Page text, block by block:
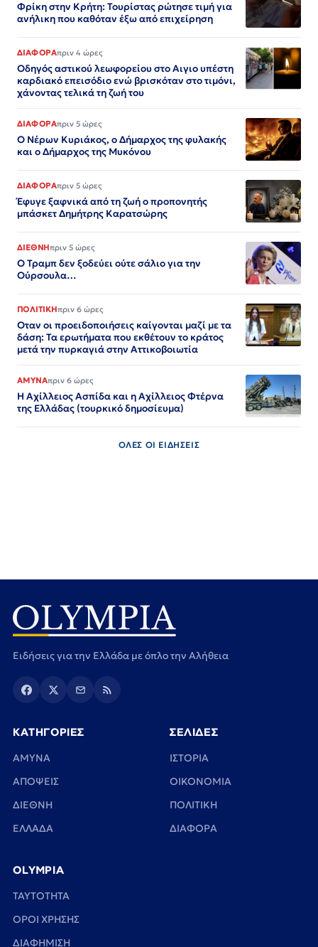
Φρίκη στην Κρήτη: Τουρίστας ρώτησε τιμή για
ανήλικη που καθόταν έξω από επιχείρηση
ΔΙΑΦΟΡΑπριν 4 ώρες
Οδηγός αστικού λεωφορείου στο Αιγιο υπέστη
καρδιακό επεισόδιο ενώ βρισκόταν στο τιμόνι,
χάνοντας τελικά τη ζωή του
ΔΙΑΦΟΡΑπριν 5 ώρες
Ο Νέρων Κυριάκος, o Δήμαρχος της φυλακής
και ο Δήμαρχος της Μυκόνου
ΔΙΑΦΟΡΑπριν 5 ώρες
Έφυγε ξαφνικά από τη ζωή ο προπονητής
μπάσκετ Δημήτρης Καρατσώρης
ΔΙΕΘΝΗπριν 5 ώρες
Ο Τραμπ δεν ξοδεύει ούτε σάλιο για την
Ούρσουλα…
ΠΟΛΙΤΙΚΗπριν 6 ώρες
Οταν οι προειδοποιήσεις καίγονται μαζί με τα
δάση: Τα ερωτήματα που εκθέτουν το κράτος
μετά την πυρκαγιά στην Αττικοβοιωτία
ΑΜΥΝΑπριν 6 ώρες
Η Αχίλλειος Ασπίδα και η Αχίλλειος Φτέρνα
της Ελλάδας (τουρκικό δημοσίευμα)
ΟΛΕΣ ΟΙ ΕΙΔΗΣΕΙΣ
Ειδήσεις για την Ελλάδα με όπλο την Αλήθεια
ΚΑΤΗΓΟΡΙΕΣ
ΑΜΥΝΑ
ΑΠΟΨΕΙΣ
ΔΙΕΘΝΗ
ΕΛΛΑΔΑ
ΣΕΛΙΔΕΣ
ΙΣΤΟΡΙΑ
ΟΙΚΟΝΟΜΙΑ
ΠΟΛΙΤΙΚΗ
ΔΙΑΦΟΡΑ
OLYMPIA
TAYTOTHTA
ΟΡΟΙ ΧΡΗΣΗΣ
ΔΙΑΦΗΜΙΣΗ